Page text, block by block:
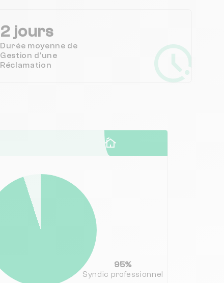
2 jours
Durée moyenne de
Gestion d'une
Réclamation
95%
Syndic professionnel